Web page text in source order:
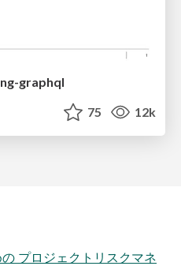
graphql
75 12k
プロジェクトリスクマネ